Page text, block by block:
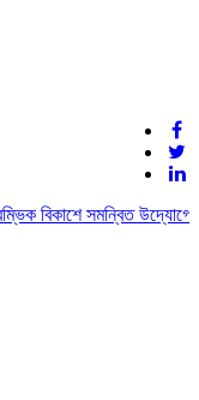
বিকাশে সমন্বিত